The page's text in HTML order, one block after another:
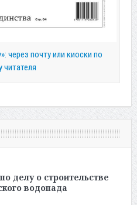
через почту или киоски по
читателя
делу о строительстве
водопада